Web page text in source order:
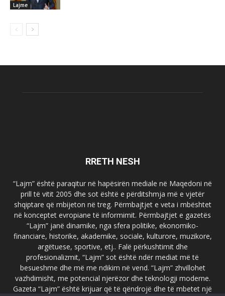
Lajme
RRETH NESH
“Lajm” është paraqitur në hapësirën mediale në Maqedoni në
prill të vitit 2005 dhe sot është e përditshmja më e vjetër
shqiptare që mbijeton në treg. Përmbajtjet e veta i mbështet
në konceptet evropiane të informimit. Përmbajtjet e gazetës
“Lajm” janë dinamike, nga sfera politike, ekonomiko-
financiare, historike, akademike, sociale, kulturore, muzikore,
argëtuese, sportive, etj.. Falë përkushtimit dhe
profesionalizmit, “Lajm” sot është ndër mediat më të
besueshme dhe më me ndikim në vend. “Lajm” zhvillohet
vazhdimisht, me potencial njerëzor dhe teknologji moderne.
Gazeta “Lajm” është krijuar që të qëndrojë dhe të mbetet një